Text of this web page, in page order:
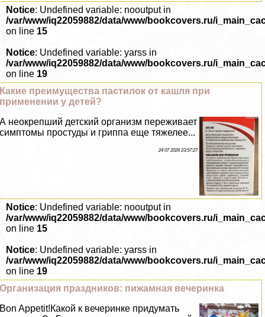
Notice: Undefined variable: nooutput in
/var/www/iq22059882/data/www/bookcovers.ru/
on line 15
Notice: Undefined variable: yarss in
/var/www/iq22059882/data/www/bookcovers.ru/
on line 19
Какие преимущества пастилок от кашля при
применении у детей?
А неокрепший детский организм переживает
симптомы простуды и гриппа еще тяжелее...
24 07 2026 23:57:27
Notice: Undefined variable: nooutput in
/var/www/iq22059882/data/www/bookcovers.ru/
on line 15
Notice: Undefined variable: yarss in
/var/www/iq22059882/data/www/bookcovers.ru/
on line 19
Организация праздников: пижамная вечеринка
Bon Appetit!Какой к вечеринке придумать